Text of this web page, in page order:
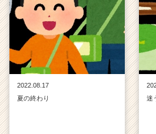
2022.08.17
夏の終わり
迷